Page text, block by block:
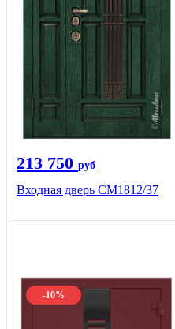
213 750 руб
Входная дверь СМ1812/37
-10%